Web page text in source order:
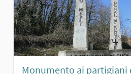
Monumento ai partigiani